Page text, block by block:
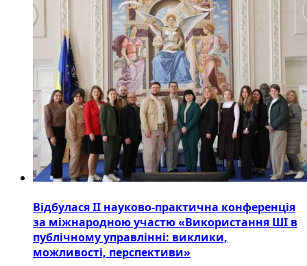
Відбулася ІІ науково-практична конференція
за міжнародною участю «Використання ШІ в
публічному управлінні: виклики,
можливості, перспективи»